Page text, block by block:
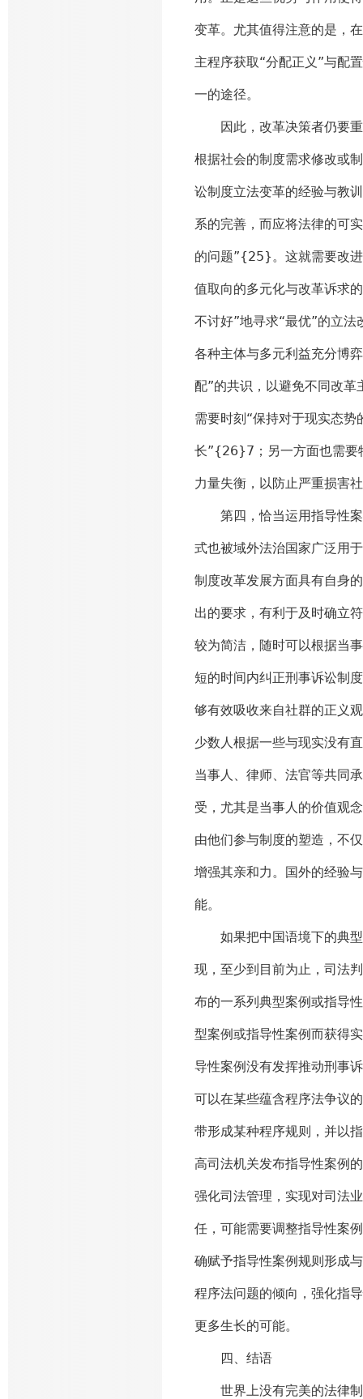
变革。尤其值得注意的是，
主程序获取“分配正义”与配
一的途径。
因此，改革决策者仍要重
根据社会的制度需求修改或
讼制度立法变革的经验与教
系的完善，而应将法律的可
的问题”{25}。这就需要改
值取向的多元化与改革诉求
不讨好”地寻求“最优”的立
各种主体与多元利益充分博
配”的共识，以避免不同改
需要时刻“保持对于现实态
长”{26}7；另一方面也需要
力量失衡，以防止严重损害
第四，恰当运用指导性案
式也被域外法治国家广泛用
制度改革发展方面具有自身
出的要求，有利于及时确立
较为简洁，随时可以根据当
短的时间内纠正刑事诉讼制
够有效吸收来自社群的正义
少数人根据一些与现实没有
当事人、律师、法官等共同
受，尤其是当事人的价值观
由他们参与制度的塑造，不
增强其亲和力。国外的经验
能。
如果把中国语境下的典型
现，至少到目前为止，司法
布的一系列典型案例或指导
型案例或指导性案例而获得
导性案例没有发挥推动刑事
可以在某些蕴含程序法争议
带形成某种程序规则，并以
高司法机关发布指导性案例
强化司法管理，实现对司法
任，可能需要调整指导性案
确赋予指导性案例规则形成
程序法问题的倾向，强化指
更多生长的可能。
四、结语
世界上没有完美的法律制